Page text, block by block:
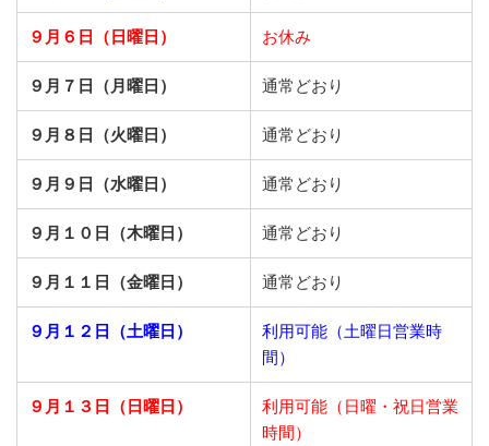
９月６日（日曜日） お休み
９月７日（月曜日） 通常どおり
９月８日（火曜日） 通常どおり
９月９日（水曜日） 通常どおり
９月１０日（木曜日） 通常どおり
９月１１日（金曜日） 通常どおり
９月１２日（土曜日）
利用可能（土曜日営業時
間）
９月１３日（日曜日）
利用可能（日曜・祝日営業
時間）